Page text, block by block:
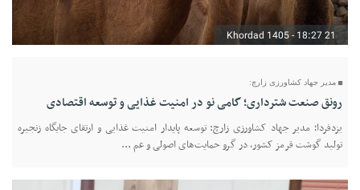
21 Khordad 1405 - 18:27
مدیر جهاد کشاورزی زارچ:
رونق صنعت شترداری؛ گامی نو در امنیت غذایی و توسعه اقتصادی
یزدفردا؛ مدیر جهاد کشاورزی زارچ: توسعه پایدار امنیت غذایی و ارتقای جایگاه زنجیره
تولید گوشت قرمز کشور، در گرو حمایت‌های اصولی و عم ...